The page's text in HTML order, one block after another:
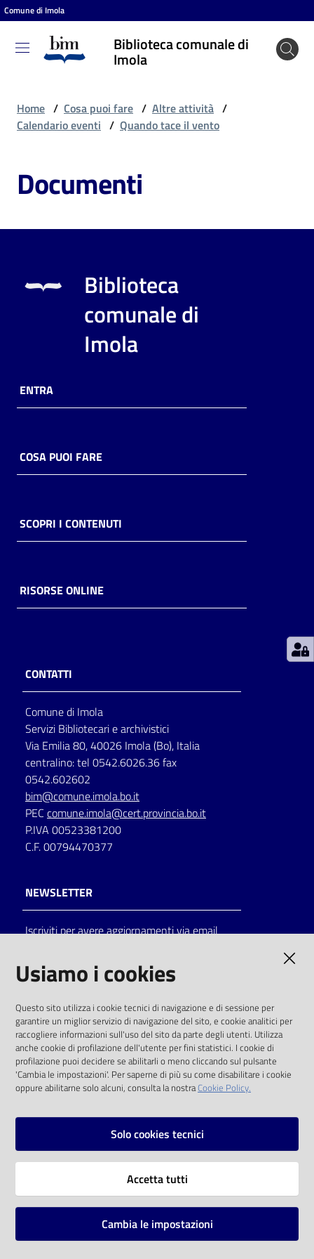
Vai al contenuto
Vai alla navigazione
Vai al footer
Comune di Imola
Biblioteca comunale di
Imola
Biblioteca
comunale
puoi
Risorse
online
Casa
Piani
storico
per
lettura
Seguici
su
Catalogo
on line
Eventi
Chiedi al
bibliotecario
Home / Cosa puoi fare / Altre attività /
Calendario eventi / Quando tace il vento
Documenti
Biblioteca
comunale di
Imola
ENTRA
COSA PUOI FARE
SCOPRI I CONTENUTI
RISORSE ONLINE
CONTATTI
Comune di Imola
Servizi Bibliotecari e archivistici
Via Emilia 80, 40026 Imola (Bo), Italia
centralino: tel 0542.6026.36 fax
0542.602602
bim@comune.imola.bo.it
PEC comune.imola@cert.provincia.bo.it
P.IVA 00523381200
C.F. 00794470377
NEWSLETTER
Iscriviti per avere aggiornamenti via email
solo alle condizioni previste dalla direttiva
comunitaria 2003/98/CE e dal d.lgs. 36/2006
SOCIAL
Instagram
Vai alla pagina
Mappa del sito
Usiamo i cookies
Questo sito utilizza i cookie tecnici di navigazione e di sessione per
garantire un miglior servizio di navigazione del sito, e cookie analitici per
raccogliere informazioni sull'uso del sito da parte degli utenti. Utilizza
anche cookie di profilazione dell'utente per fini statistici. I cookie di
profilazione puoi decidere se abilitarli o meno cliccando sul pulsante
'Cambia le impostazioni'. Per saperne di più su come disabilitare i cookie
oppure abilitarne solo alcuni, consulta la nostraCookie Policy.
Solo cookies tecnici
Accetta tutti
Cambia le impostazioni